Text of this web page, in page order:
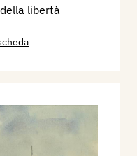
libertà